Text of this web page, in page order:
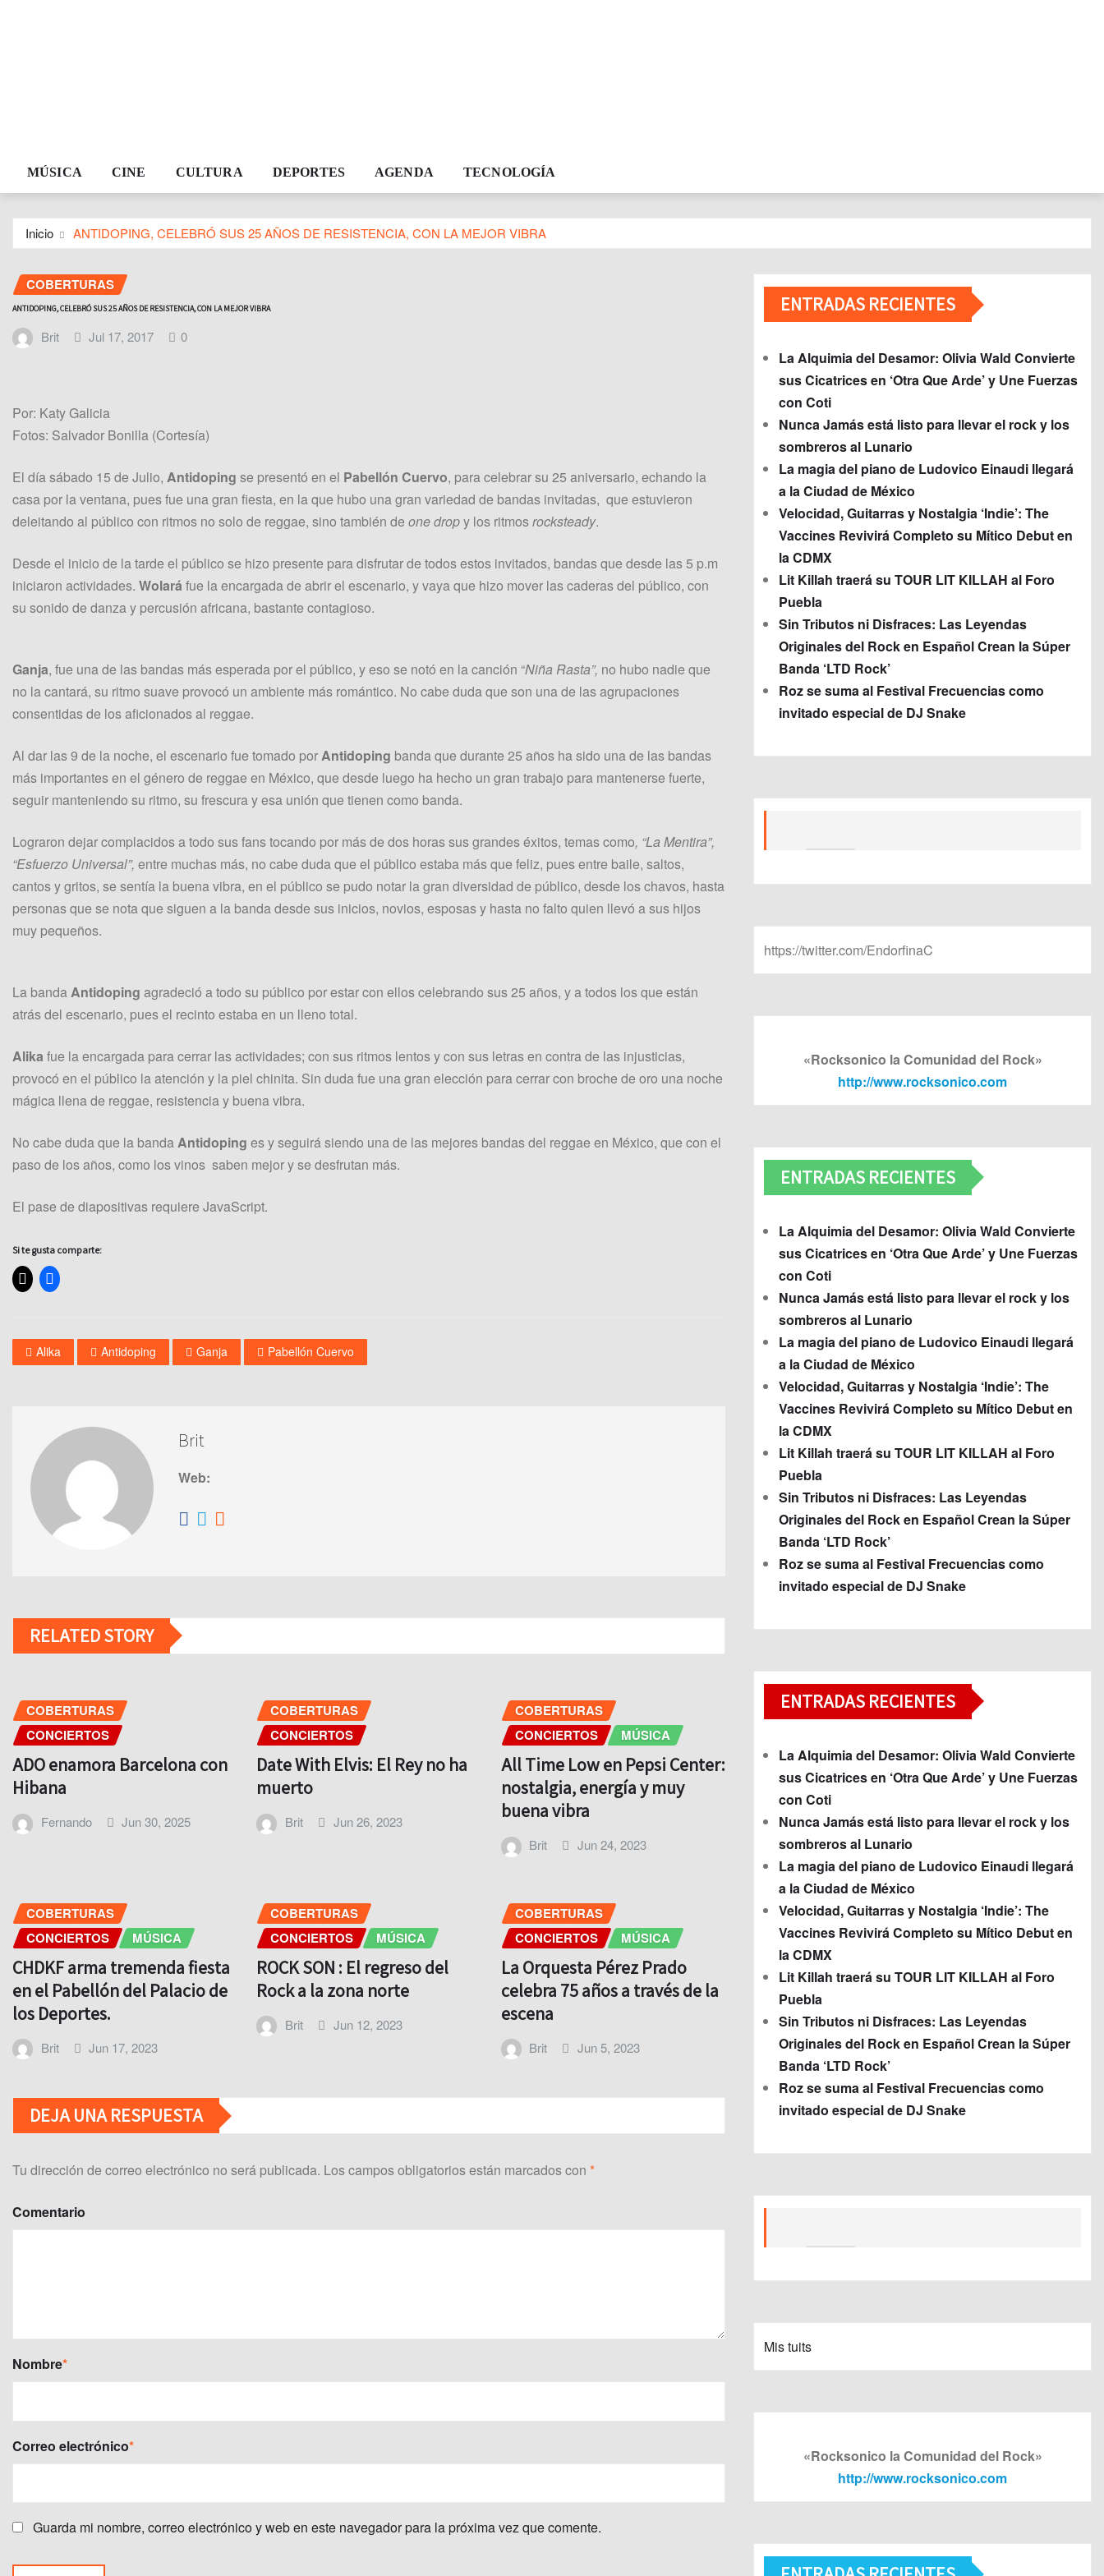
MÚSICA CINE CULTURA DEPORTES AGENDA TECNOLOGÍA
Inicio ANTIDOPING, CELEBRÓ SUS 25 AÑOS DE RESISTENCIA, CON LA MEJOR VIBRA
COBERTURAS
ANTIDOPING, CELEBRÓ SUS 25 AÑOS DE RESISTENCIA, CON LA MEJOR VIBRA
Brit Jul 17, 2017 0
Por: Katy Galicia
Fotos: Salvador Bonilla (Cortesía)
El día sábado 15 de Julio, Antidoping se presentó en el Pabellón Cuervo, para celebrar su 25 aniversario, echando la
casa por la ventana, pues fue una gran fiesta, en la que hubo una gran variedad de bandas invitadas, que estuvieron
deleitando al público con ritmos no solo de reggae, sino también de one dropy los ritmosrocksteady.
Desde el inicio de la tarde el público se hizo presente para disfrutar de todos estos invitados, bandas que desde las 5 p.m
iniciaron actividades. Wolará fue la encargada de abrir el escenario, y vaya que hizo mover las caderas del público, con
su sonido de danza y percusión africana, bastante contagioso.
Ganja, fue una de las bandas más esperada por el público, y eso se notó en la canción “Niña Rasta”, no hubo nadie que
no la cantará, su ritmo suave provocó un ambiente más romántico. No cabe duda que son una de las agrupaciones
consentidas de los aficionados al reggae.
Al dar las 9 de la noche, el escenario fue tomado porAntidoping banda que durante 25 años ha sido una de las bandas
más importantes en el género de reggae en México, que desde luego ha hecho un gran trabajo para mantenerse fuerte,
seguir manteniendo su ritmo, su frescura y esa unión que tienen como banda.
Lograron dejar complacidos a todo sus fans tocando por más de dos horas sus grandes éxitos, temas como, “La Mentira”,
“Esfuerzo Universal”, entre muchas más, no cabe duda que el público estaba más que feliz, pues entre baile, saltos,
cantos y gritos, se sentía la buena vibra, en el público se pudo notar la gran diversidad de público, desde los chavos, hasta
personas que se nota que siguen a la banda desde sus inicios, novios, esposas y hasta no falto quien llevó a sus hijos
muy pequeños.
La bandaAntidoping agradeció a todo su público por estar con ellos celebrando sus 25 años, y a todos los que están
atrás del escenario, pues el recinto estaba en un lleno total.
Alika fue la encargada para cerrar las actividades; con sus ritmos lentos y con sus letras en contra de las injusticias,
provocó en el público la atención y la piel chinita. Sin duda fue una gran elección para cerrar con broche de oro una noche
mágica llena de reggae, resistencia y buena vibra.
No cabe duda que la bandaAntidoping es y seguirá siendo una de las mejores bandas del reggae en México, que con el
paso de los años, como los vinos saben mejor y se desfrutan más.
El pase de diapositivas requiere JavaScript.
Si te gusta comparte:
Alika Antidoping Ganja Pabellón Cuervo
Brit
Web:
RELATED STORY
COBERTURAS
CONCIERTOS
ADO enamora Barcelona con
Hibana
Fernando Jun 30, 2025
COBERTURAS
CONCIERTOS
Date With Elvis: El Rey no ha
muerto
Brit Jun 26, 2023
COBERTURAS
CONCIERTOS
MÚSICA
All Time Low en Pepsi Center:
nostalgia, energía y muy
buena vibra
Brit Jun 24, 2023
COBERTURAS
CONCIERTOS
MÚSICA
CHDKF arma tremenda fiesta
en el Pabellón del Palacio de
los Deportes.
Brit Jun 17, 2023
COBERTURAS
CONCIERTOS
MÚSICA
ROCK SON : El regreso del
Rock a la zona norte
Brit Jun 12, 2023
COBERTURAS
CONCIERTOS
MÚSICA
La Orquesta Pérez Prado
celebra 75 años a través de la
escena
Brit Jun 5, 2023
DEJA UNA RESPUESTA
Tu dirección de correo electrónico no será publicada. Los campos obligatorios están marcados con *
Comentario
Nombre*
Correo electrónico*
Guarda mi nombre, correo electrónico y web en este navegador para la próxima vez que comente.
ENTRADAS RECIENTES
La Alquimia del Desamor: Olivia Wald Convierte
sus Cicatrices en ‘Otra Que Arde’ y Une Fuerzas
con Coti
Nunca Jamás está listo para llevar el rock y los
sombreros al Lunario
La magia del piano de Ludovico Einaudi llegará
a la Ciudad de México
Velocidad, Guitarras y Nostalgia ‘Indie’: The
Vaccines Revivirá Completo su Mítico Debut en
la CDMX
Lit Killah traerá su TOUR LIT KILLAH al Foro
Puebla
Sin Tributos ni Disfraces: Las Leyendas
Originales del Rock en Español Crean la Súper
Banda ‘LTD Rock’
Roz se suma al Festival Frecuencias como
invitado especial de DJ Snake
https://twitter.com/EndorfinaC
«Rocksonico la Comunidad del Rock»
http://www.rocksonico.com
ENTRADAS RECIENTES
La Alquimia del Desamor: Olivia Wald Convierte
sus Cicatrices en ‘Otra Que Arde’ y Une Fuerzas
con Coti
Nunca Jamás está listo para llevar el rock y los
sombreros al Lunario
La magia del piano de Ludovico Einaudi llegará
a la Ciudad de México
Velocidad, Guitarras y Nostalgia ‘Indie’: The
Vaccines Revivirá Completo su Mítico Debut en
la CDMX
Lit Killah traerá su TOUR LIT KILLAH al Foro
Puebla
Sin Tributos ni Disfraces: Las Leyendas
Originales del Rock en Español Crean la Súper
Banda ‘LTD Rock’
Roz se suma al Festival Frecuencias como
invitado especial de DJ Snake
ENTRADAS RECIENTES
La Alquimia del Desamor: Olivia Wald Convierte
sus Cicatrices en ‘Otra Que Arde’ y Une Fuerzas
con Coti
Nunca Jamás está listo para llevar el rock y los
sombreros al Lunario
La magia del piano de Ludovico Einaudi llegará
a la Ciudad de México
Velocidad, Guitarras y Nostalgia ‘Indie’: The
Vaccines Revivirá Completo su Mítico Debut en
la CDMX
Lit Killah traerá su TOUR LIT KILLAH al Foro
Puebla
Sin Tributos ni Disfraces: Las Leyendas
Originales del Rock en Español Crean la Súper
Banda ‘LTD Rock’
Roz se suma al Festival Frecuencias como
invitado especial de DJ Snake
Mis tuits
«Rocksonico la Comunidad del Rock»
http://www.rocksonico.com